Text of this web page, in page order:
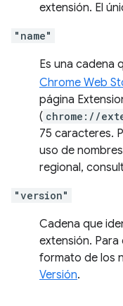
extensión. El
"name"
Es una cadena
Chrome Web
página
( chrome://
75 caracteres.
uso de
regional,
"version"
Cadena que
extensión.
formato de los
Versión.